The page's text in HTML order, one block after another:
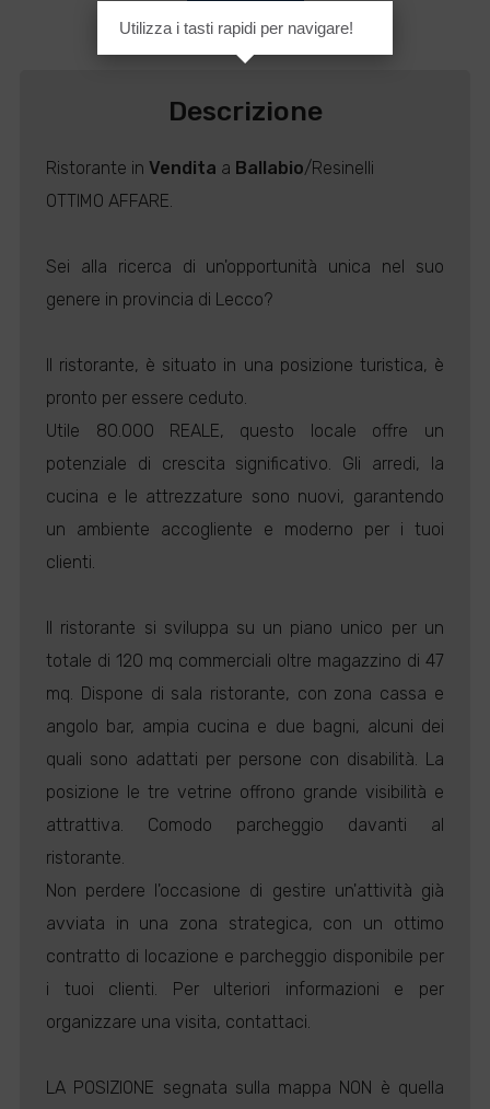
Descrizione
Ristorante inVendita a Ballabio/Resinelli
OTTIMO AFFARE.
Sei alla ricerca di un'opportunità unica nel suo
genere in provincia di Lecco?
Il ristorante, è situato in una posizione turistica, è
pronto per essere ceduto.
Utile 80.000 REALE, questo locale offre un
potenziale di crescita significativo. Gli arredi, la
cucina e le attrezzature sono nuovi, garantendo
un ambiente accogliente e moderno per i tuoi
clienti.
Il ristorante si sviluppa su un piano unico per un
totale di 120 mq commerciali oltre magazzino di 47
mq. Dispone di sala ristorante, con zona cassa e
angolo bar, ampia cucina e due bagni, alcuni dei
quali sono adattati per persone con disabilità. La
posizione le tre vetrine offrono grande visibilità e
attrattiva. Comodo parcheggio davanti al
ristorante.
Non perdere l'occasione di gestire un'attività già
avviata in una zona strategica, con un ottimo
contratto di locazione e parcheggio disponibile per
i tuoi clienti. Per ulteriori informazioni e per
organizzare una visita, contattaci.
LA POSIZIONE segnata sulla mappa NON è quella
Utilizza i tasti rapidi per navigare!